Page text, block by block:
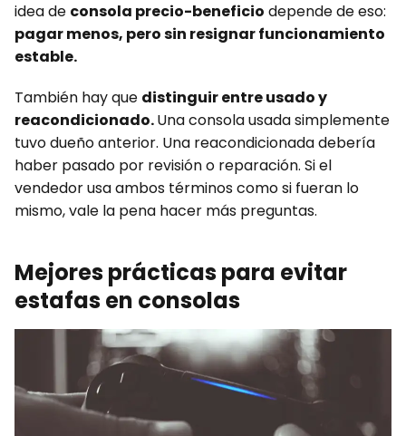
idea de consola precio-beneficio depende de eso:
pagar menos, pero sin resignar funcionamiento
estable.
También hay que distinguir entre usado y
reacondicionado.Una consola usada simplemente
tuvo dueño anterior. Una reacondicionada debería
haber pasado por revisión o reparación. Si el
vendedor usa ambos términos como si fueran lo
mismo, vale la pena hacer más preguntas.
Mejores prácticas para evitar
estafas en consolas